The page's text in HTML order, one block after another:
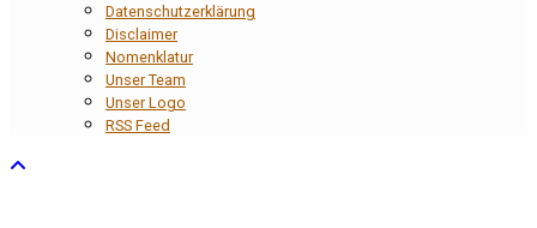
Datenschutzerklärung
Disclaimer
Nomenklatur
Unser Team
Unser Logo
RSS Feed